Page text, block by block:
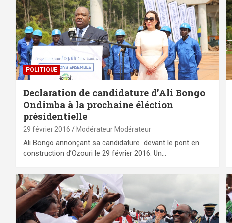
POLITIQUE
Declaration de candidature d’Ali Bongo
Ondimba à la prochaine éléction
présidentielle
29 février 2016 Modérateur Modérateur
Ali Bongo annonçant sa candidature devant le pont en
construction d’Ozouri le 29 février 2016. Un…